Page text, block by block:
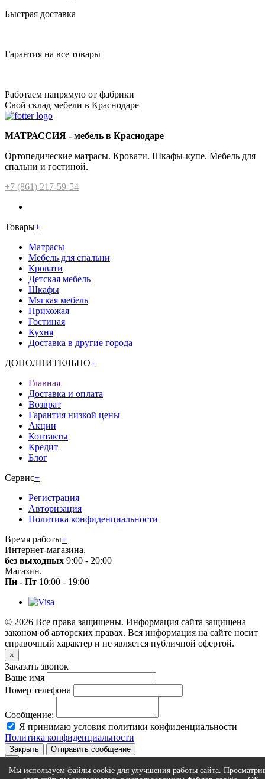
Мы используем файлы cookie для улучшения работы сайта.
Быстрая доставка
Гарантия на все товары
Работаем напрямую от фабрики
Свой склад мебели в Краснодаре
МАТРАССИЯ - мебель в Краснодаре
Ортопедические матрасы. Кровати. Шкафы-купе. Мебель для
спальни и гостиной.
+7 (861) 217-59-54
Товары+
Матрасы
Мебель для спальни
Кровати
Детская мебель
Шкафы
Мягкая мебель
Прихожая
Гостиная
Кухня
Доставка в другие города
ДОПОЛНИТЕЛЬНО+
Главная
Доставка и оплата
Возврат
Гарантия низкой цены
Акции
Контакты
Кредит
Блог
Сервис+
Регистрация
Авторизация
Политика конфиденциальности
Время работы+
Интернет-магазина.
без выходных 9:00 - 20:00
Магазин.
Пн - Пт 10:00 - 19:00
© 2026 Все права защищены. Информация сайта защищена
законом об авторских правах. Вся информация на сайте носит
справочный характер и не является публичной офертой.
×
Заказать звонок
Ваше имя
Номер телефона
Сообщение:
Я принимаю условия политики конфиденциальности
Политика конфиденциальности
Закрыть
Отправить сообщение
Статус сообщения